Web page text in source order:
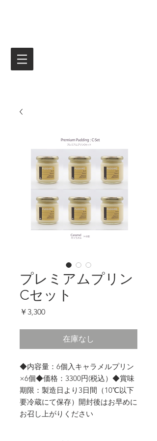
プレミアムプリン
Cセット
￥3,300価
在庫なし
◆内容量：6個入キャラメルプリン
×6個◆価格：3300円(税込）◆賞味
期限：製造日より3日間（10℃以下
要冷蔵にて保存）開封後はお早めに
お召し上がりください